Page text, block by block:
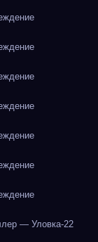
— Уловка-22